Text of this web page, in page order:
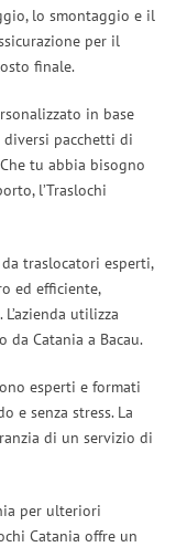
lo smontaggio e il
per il
finale.
in base
pacchetti di
tu abbia bisogno
l’Traslochi
traslocatori esperti,
ed efficiente,
utilizza
Catania a Bacau.
esperti e formati
e senza stress. La
di un servizio di
per ulteriori
Catania offre un